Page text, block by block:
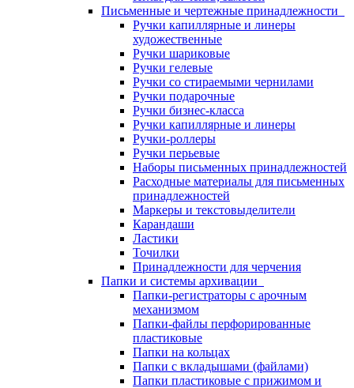
Письменные и чертежные принадлежности
Ручки капиллярные и линеры
художественные
Ручки шариковые
Ручки гелевые
Ручки со стираемыми чернилами
Ручки подарочные
Ручки бизнес-класса
Ручки капиллярные и линеры
Ручки-роллеры
Ручки перьевые
Наборы письменных принадлежностей
Расходные материалы для письменных
принадлежностей
Маркеры и текстовыделители
Карандаши
Ластики
Точилки
Принадлежности для черчения
Папки и системы архивации
Папки-регистраторы с арочным
механизмом
Папки-файлы перфорированные
пластиковые
Папки на кольцах
Папки с вкладышами (файлами)
Папки пластиковые с прижимом и